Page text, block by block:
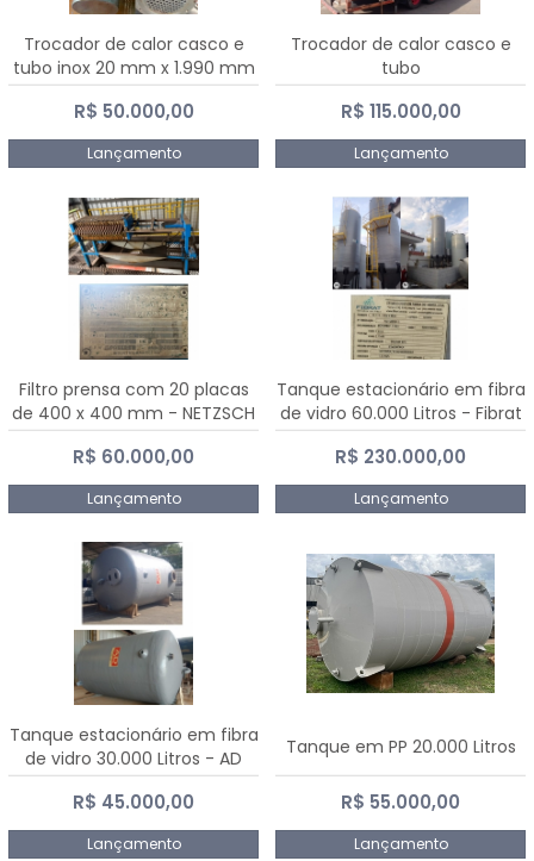
Trocador de calor casco e
tubo inox 20 mm x 1.990 mm
R$ 50.000,00
Lançamento
Trocador de calor casco e
tubo
R$ 115.000,00
Lançamento
Filtro prensa com 20 placas
de 400 x 400 mm - NETZSCH
R$ 60.000,00
Lançamento
Tanque estacionário em fibra
de vidro 60.000 Litros - Fibrat
R$ 230.000,00
Lançamento
Tanque estacionário em fibra
de vidro 30.000 Litros - AD
Fibras
R$ 45.000,00
Lançamento
Tanque em PP 20.000 Litros
R$ 55.000,00
Lançamento